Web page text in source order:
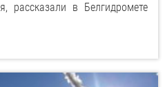
рассказали в Белгидромете